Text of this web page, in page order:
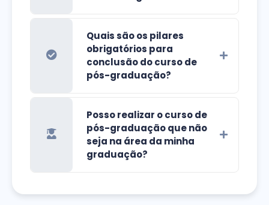
Quais são os pilares
obrigatórios para
conclusão do curso de
pós-graduação?
Posso realizar o curso de
pós-graduação que não
seja na área da minha
graduação?